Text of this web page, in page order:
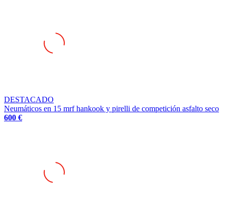
DESTACADO
Neumáticos en 15 mrf hankook y pirelli de competición asfalto seco
600 €